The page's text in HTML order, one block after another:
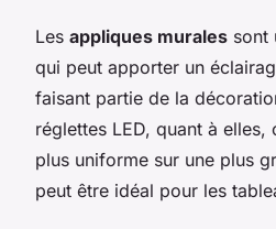
Les appliques murales sont
qui peut apporter un
faisant partie de la
réglettes LED, quant à
plus uniforme sur une plus
peut être idéal pour les